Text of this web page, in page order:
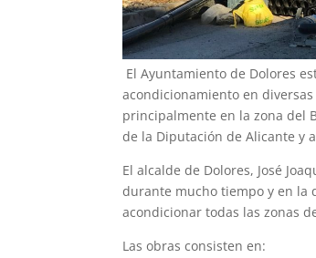
El Ayuntamiento de Dolores
acondicionamiento en
principalmente en la zona del
de la Diputación de Alicante y
El alcalde de Dolores, José
durante mucho tiempo y en la
acondicionar todas las zonas
Las obras consisten en: